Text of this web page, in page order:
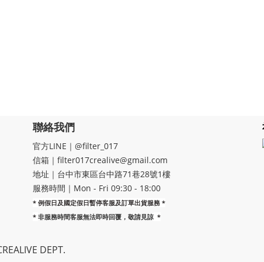
聯絡我們
官方LINE｜@filter_017
信箱｜filter017crealive@gmail.com
地址｜​台中市東區台中路71巷28號1樓
服務時間｜Mon - Fri 09:30 - 18:00
* 例假日及國定假日暫停客服及訂單出貨服務 *
* 非服務時間客服無法即時回覆，敬請見諒 *
DEPT.